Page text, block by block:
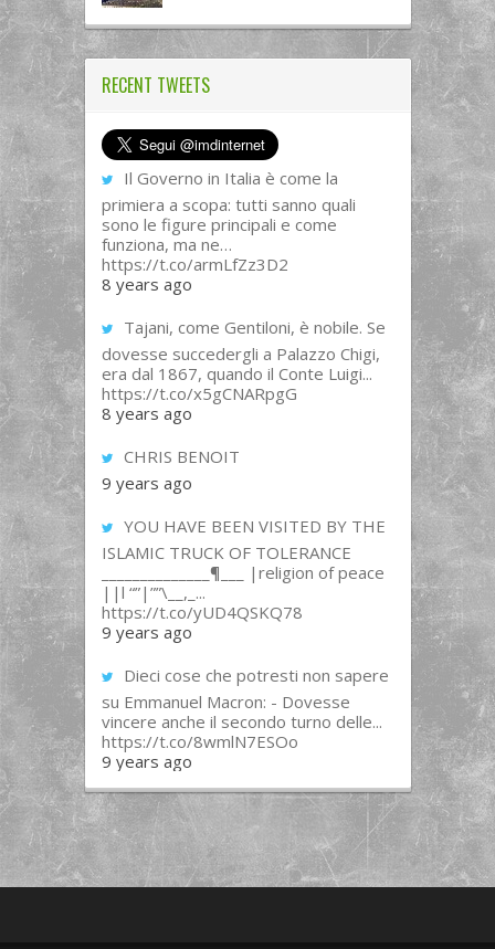
RECENT TWEETS
Il Governo in Italia è come la
primiera a scopa: tutti sanno quali
sono le figure principali e come
funziona, ma ne…
https://t.co/armLfZz3D2
8 years ago
Tajani, come Gentiloni, è nobile. Se
dovesse succedergli a Palazzo Chigi,
era dal 1867, quando il Conte Luigi...
https://t.co/x5gCNARpgG
8 years ago
CHRIS BENOIT
9 years ago
YOU HAVE BEEN VISITED BY THE
ISLAMIC TRUCK OF TOLERANCE
______________¶___ |religion of peace
||l “”|””\__,_...
https://t.co/yUD4QSKQ78
9 years ago
Dieci cose che potresti non sapere
su Emmanuel Macron: - Dovesse
vincere anche il secondo turno delle...
https://t.co/8wmlN7ESOo
9 years ago